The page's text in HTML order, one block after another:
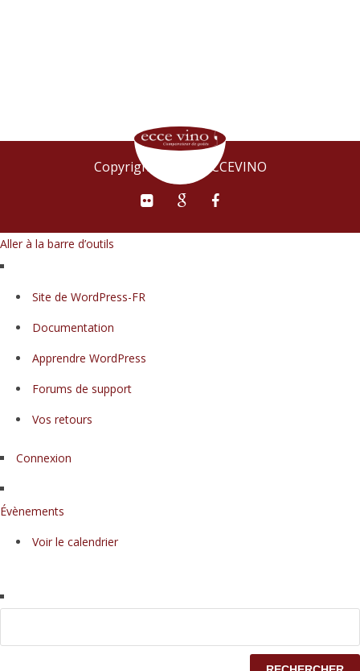
Copyright © 2015 ECCEVINO
Aller à la barre d’outils
WordPress
Site de WordPress-FR
Documentation
Apprendre WordPress
Forums de support
Vos retours
Connexion
Évènements
Voir le calendrier